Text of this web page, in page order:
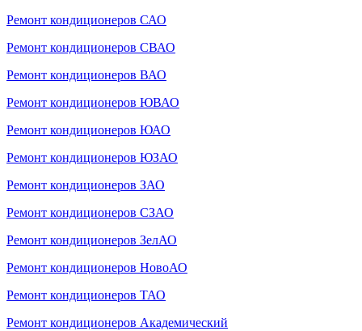
Ремонт кондиционеров САО
Ремонт кондиционеров СВАО
Ремонт кондиционеров ВАО
Ремонт кондиционеров ЮВАО
Ремонт кондиционеров ЮАО
Ремонт кондиционеров ЮЗАО
Ремонт кондиционеров ЗАО
Ремонт кондиционеров СЗАО
Ремонт кондиционеров ЗелАО
Ремонт кондиционеров НовоАО
Ремонт кондиционеров ТАО
Ремонт кондиционеров Академический